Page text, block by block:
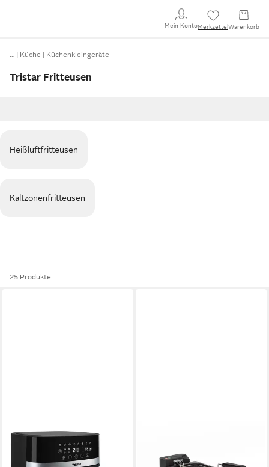
Mein KontoMerkzettel Warenkorb
… Küche Küchenkleingeräte
Tristar Fritteusen
Heißluftfritteusen
Kaltzonenfritteusen
25 Produkte